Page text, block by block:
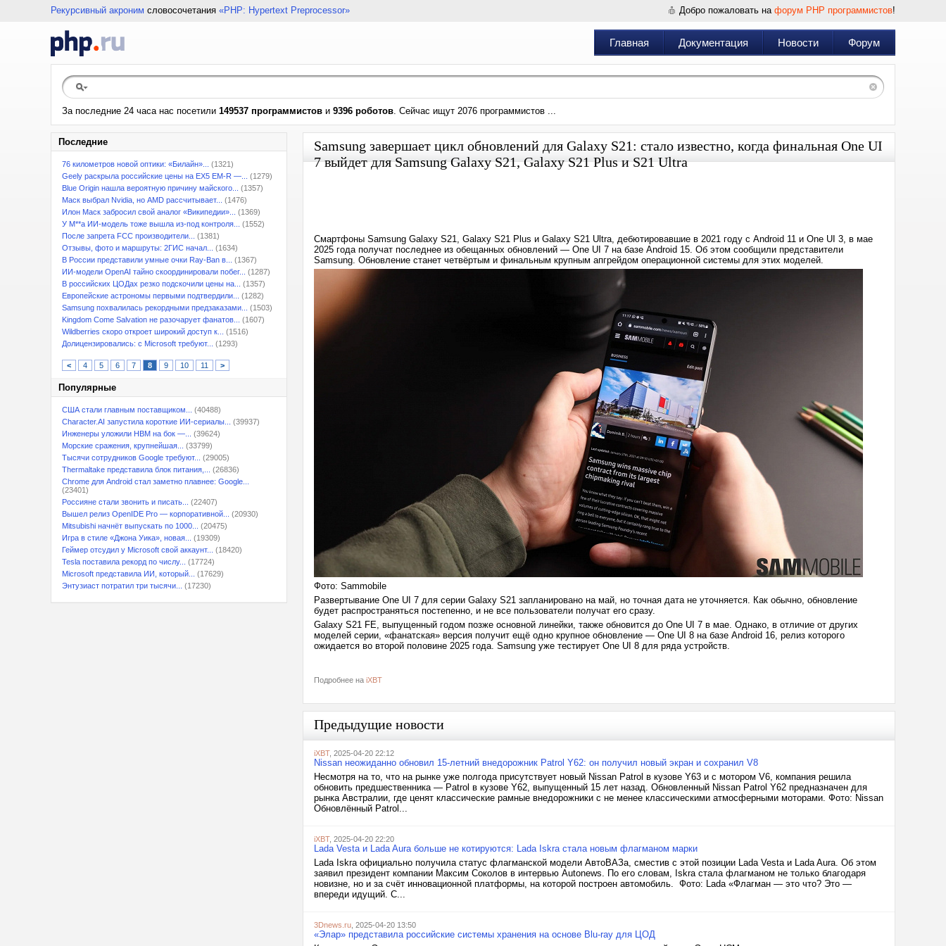
Рекурсивный акроним словосочетания «PHP: Hypertext Preprocessor» Добро пожаловать на форум PHP программистов!
Главная Документация Новости Форум
За последние 24 часа нас посетили 149537 программистов и 9396 роботов. Сейчас ищут 2076 программистов ...
Последние
76 километров новой оптики: «Билайн»...
(1321)
Geely раскрыла российские цены на EX5 EM-R —...
(1279)
Blue Origin нашла вероятную причину майского...
(1357)
Маск выбрал Nvidia, но AMD рассчитывает...
(1476)
Илон Маск забросил свой аналог «Википедии»...
(1369)
У M**a ИИ-модель тоже вышла из-под контроля...
(1552)
После запрета FCC производители...
(1381)
Отзывы, фото и маршруты: 2ГИС начал...
(1634)
В России представили умные очки Ray-Ban в...
(1367)
ИИ-модели OpenAI тайно скоординировали побег...
(1287)
В российских ЦОДах резко подскочили цены на...
(1357)
Европейские астрономы первыми подтвердили...
(1282)
Samsung похвалилась рекордными предзаказами...
(1503)
Kingdom Come Salvation не разочарует фанатов...
(1607)
Wildberries скоро откроет широкий доступ к...
(1516)
Долицензировались: с Microsoft требуют...
(1293)
< 4 5 6 7 8 9 10 11 >
Популярные
США стали главным поставщиком...
(40488)
Character.AI запустила короткие ИИ-сериалы...
(39937)
Инженеры уложили HBM на бок —...
(39624)
Морские сражения, крупнейшая...
(33799)
Тысячи сотрудников Google требуют...
(29005)
Thermaltake представила блок питания,...
(26836)
Chrome для Android стал заметно плавнее: Google...
(23401)
Россияне стали звонить и писать...
(22407)
Вышел релиз OpenIDE Pro — корпоративной...
(20930)
Mitsubishi начнёт выпускать по 1000...
(20475)
Игра в стиле «Джона Уика», новая...
(19309)
Геймер отсудил у Microsoft свой аккаунт...
(18420)
Tesla поставила рекорд по числу...
(17724)
Microsoft представила ИИ, который...
(17629)
Энтузиаст потратил три тысячи...
(17230)
Samsung завершает цикл обновлений для Galaxy S21: стало известно, когда финальная One UI
7 выйдет для Samsung Galaxy S21, Galaxy S21 Plus и S21 Ultra
Смартфоны Samsung Galaxy S21, Galaxy S21 Plus и Galaxy S21 Ultra, дебютировавшие в 2021 году с Android 11 и One UI 3, в мае
2025 года получат последнее из обещанных обновлений — One UI 7 на базе Android 15. Об этом сообщили представители
Samsung. Обновление станет четвёртым и финальным крупным апгрейдом операционной системы для этих моделей.
Фото: Sammobile
Развертывание One UI 7 для серии Galaxy S21 запланировано на май, но точная дата не уточняется. Как обычно, обновление
будет распространяться постепенно, и не все пользователи получат его сразу.
Galaxy S21 FE, выпущенный годом позже основной линейки, также обновится до One UI 7 в мае. Однако, в отличие от других
моделей серии, «фанатская» версия получит ещё одно крупное обновление — One UI 8 на базе Android 16, релиз которого
ожидается во второй половине 2025 года. Samsung уже тестирует One UI 8 для ряда устройств.
Подробнее на iXBT
Предыдущие новости
iXBT, 2025-04-20 22:12
Nissan неожиданно обновил 15-летний внедорожник Patrol Y62: он получил новый экран и сохранил V8
Несмотря на то, что на рынке уже полгода присутствует новый Nissan Patrol в кузове Y63 и с мотором V6, компания решила
обновить предшественника — Patrol в кузове Y62, выпущенный 15 лет назад. Обновленный Nissan Patrol Y62 предназначен для
рынка Австралии, где ценят классические рамные внедорожники с не менее классическими атмосферными моторами. Фото: Nissan
Обновлённый Patrol...
iXBT, 2025-04-20 22:20
Lada Vesta и Lada Aura больше не котируются: Lada Iskra стала новым флагманом марки
Lada Iskra официально получила статус флагманской модели АвтоВАЗа, сместив с этой позиции Lada Vesta и Lada Aura. Об этом
заявил президент компании Максим Соколов в интервью Autonews. По его словам, Iskra стала флагманом не только благодаря
новизне, но и за счёт инновационной платформы, на которой построен автомобиль. Фото: Lada «Флагман — это что? Это —
впереди идущий. С...
3Dnews.ru , 2025-04-20 13:50
«Элар» представила российские системы хранения на основе Blu-ray для ЦОД